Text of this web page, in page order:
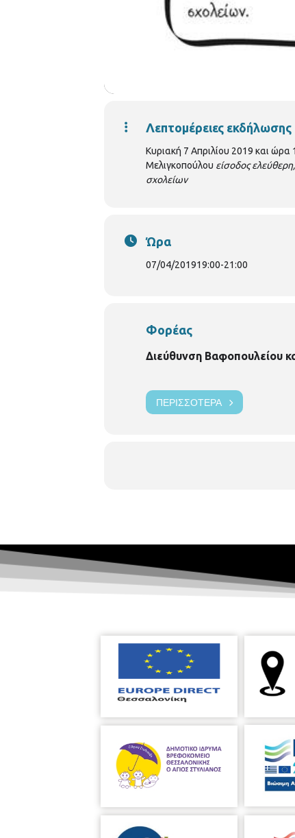
Λεπτομέρειες εκδήλωσης
Κυριακή 7 Απριλίου 2019 και
Μελιγκοπούλου είσοδος
σχολείων
Ώρα
07/04/201919:00-21:00
Φορέας
Διεύθυνση Βαφοπουλείου
ΠΕΡΙΣΣΌΤΕΡΑ